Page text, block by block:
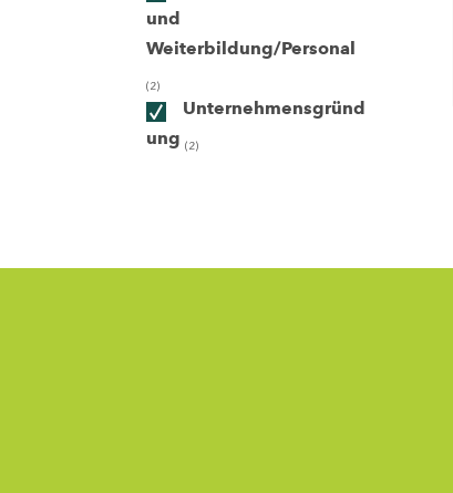
und
Weiterbildung/Personal
(2)
Unternehmensgründ
ung (2)